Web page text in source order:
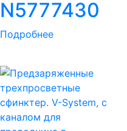
N5777430
Подробнее